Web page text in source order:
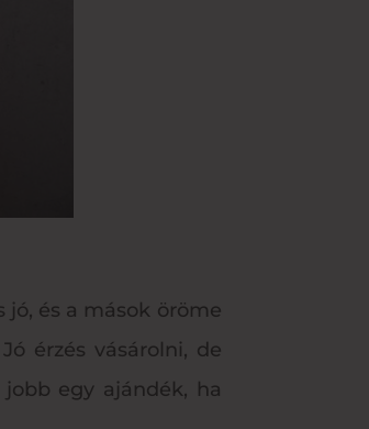
jó, és a mások öröme
érzés vásárolni, de
egy ajándék, ha